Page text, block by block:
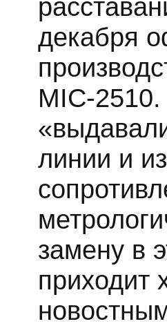
декабря
MIC-
линии и
замену в
приходит